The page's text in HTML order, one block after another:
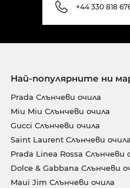
+44 330 818
Най-популярните ни
Prada Слънчеви очила
Miu Miu Слънчеви очила
Gucci Слънчеви очила
Saint Laurent Слънчеви очила
Prada Linea Rossa Слънчеви
Dolce & Gabbana Слънчеви
Maui Jim Слънчеви очила